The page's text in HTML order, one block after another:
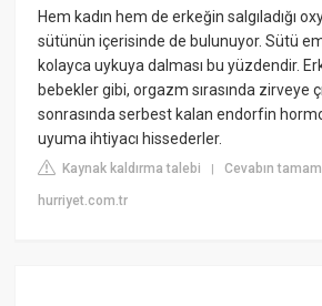
Hem kadın hem de erkeğin salgıladığı
sütünün içerisinde de bulunuyor. Sütü
kolayca uykuya dalması bu yüzdendir.
bebekler gibi, orgazm sırasında zirveye
sonrasında serbest kalan endorfin
uyuma ihtiyacı hissederler.
Kaynak kaldırma talebi |Cevabın
hurriyet.com.tr